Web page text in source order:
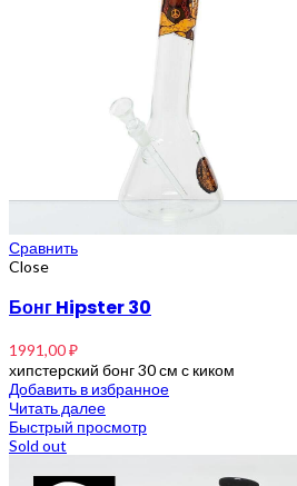
Сравнить
Close
Бонг Hipster 30
1991,00₽
хипстерский бонг 30 см с киком
Добавить в избранное
Читать далее
Быстрый просмотр
Sold out